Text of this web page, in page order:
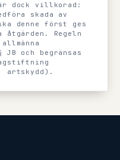
dock villkorad:
skada av
denne först ges
Regeln
och begränsas
artskydd).